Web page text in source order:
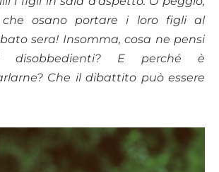
osano portare i loro figli al
sera! Insomma, cosa ne pensi
disobbedienti? E perché è
Che il dibattito può essere